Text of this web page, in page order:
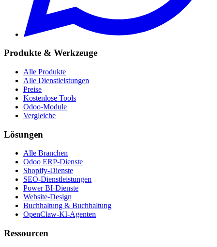
Produkte & Werkzeuge
Alle Produkte
Alle Dienstleistungen
Preise
Kostenlose Tools
Odoo-Module
Vergleiche
Lösungen
Alle Branchen
Odoo ERP-Dienste
Shopify-Dienste
SEO-Dienstleistungen
Power BI-Dienste
Website-Design
Buchhaltung & Buchhaltung
OpenClaw-KI-Agenten
Ressourcen